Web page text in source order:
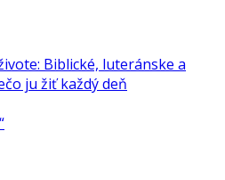
Biblické, luteránske a
ju žiť každý deň